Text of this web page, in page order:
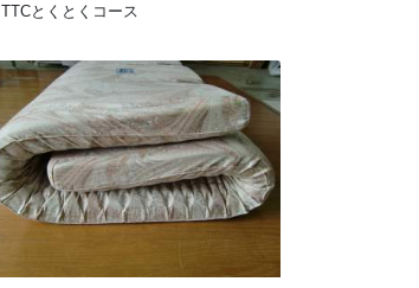
TTCとくとくコース